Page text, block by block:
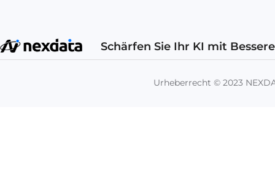
Schärfen Sie Ihr KI mit
Urheberrecht © 2023